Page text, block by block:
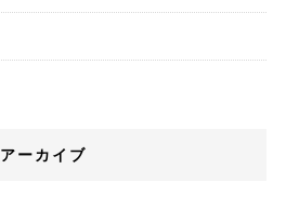
アーカイブ